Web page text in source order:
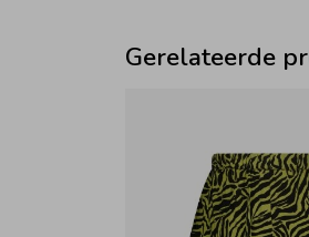
Gerelateerde